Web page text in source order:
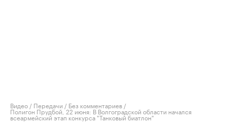
Видео / Передачи / Без комментариев /
Полигон Прудбой, 22 июня: В Волгоградской области начался
всеармейский этап конкурса "Танковый биатлон"